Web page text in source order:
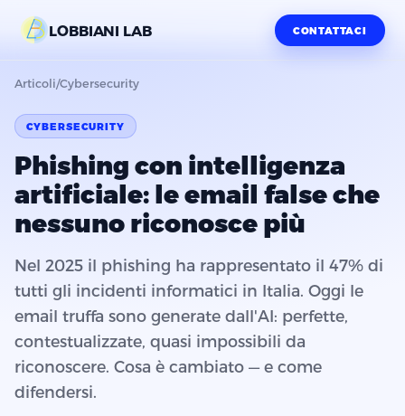
LOBBIANI LAB CONTATTACI
Articoli/Cybersecurity
CYBERSECURITY
Phishing con intelligenza
artificiale: le email false che
nessuno riconosce più
Nel 2025 il phishing ha rappresentato il 47% di
tutti gli incidenti informatici in Italia. Oggi le
email truffa sono generate dall'AI: perfette,
contestualizzate, quasi impossibili da
riconoscere. Cosa è cambiato — e come
difendersi.